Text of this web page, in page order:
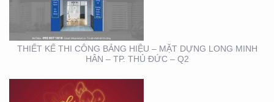
THIẾT KẾ THI CÔNG BẢNG HIỆU – MẶT DỰNG LONG MINH
HÂN – TP. THỦ ĐỨC – Q2
TƯỢNG